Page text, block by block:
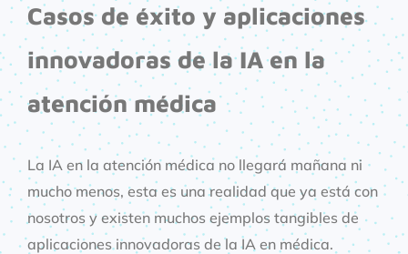
Casos de éxito y aplicaciones
innovadoras de la IA en la
atención médica
La IA en la atención médica no llegará mañana ni
mucho menos, esta es una realidad que ya está con
nosotros y existen muchos ejemplos tangibles de
aplicaciones innovadoras de la IA en médica.